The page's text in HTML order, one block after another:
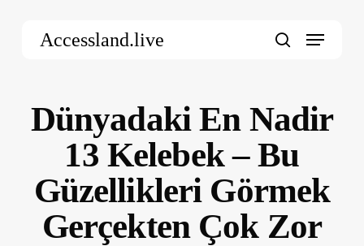
Accessland.live Menu
Dünyadaki En Nadir
13 Kelebek – Bu
Güzellikleri Görmek
Gerçekten Çok Zor